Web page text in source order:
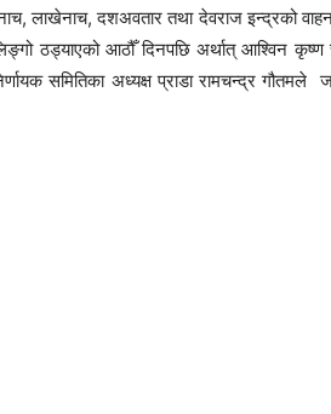
लाखेनाच, दशअवतार तथा देवराज इन्द्रको
ठड्याएको आठौँ दिनपछि अर्थात् आश्विन कृष्ण
समितिका अध्यक्ष प्राडा रामचन्द्र गौतमले